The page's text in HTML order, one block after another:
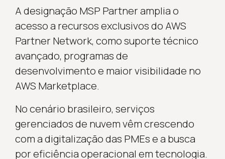
A designação MSP Partner amplia o
acesso a recursos exclusivos do AWS
Partner Network, como suporte técnico
avançado, programas de
desenvolvimento e maior visibilidade no
AWS Marketplace.
No cenário brasileiro, serviços
gerenciados de nuvem vêm crescendo
com a digitalização das PMEs e a busca
por eficiência operacional em tecnologia.